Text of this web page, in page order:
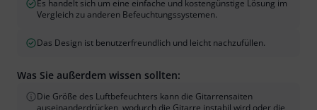
Es handelt sich um eine einfache und kostengünstige Lösung im
Vergleich zu anderen Befeuchtungssystemen.
Das Design ist benutzerfreundlich und leicht nachzufüllen.
Was Sie außerdem wissen sollten:
Die Größe des Luftbefeuchters kann die Gitarrensaiten